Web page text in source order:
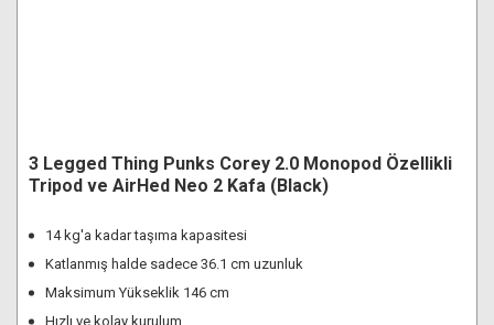
3 Legged Thing Punks Corey 2.0 Monopod Özellikli
Tripod ve AirHed Neo 2 Kafa (Black)
14 kg'a kadar taşıma kapasitesi
Katlanmış halde sadece 36.1 cm uzunluk
Maksimum Yükseklik 146 cm
Hızlı ve kolay kurulum